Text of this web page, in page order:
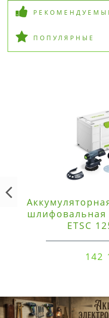
ПОПУЛЯРНЫЕ
ETSC
142